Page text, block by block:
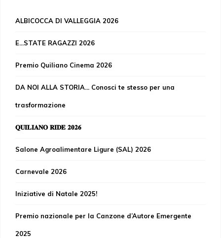
ALBICOCCA DI VALLEGGIA 2026
E...STATE RAGAZZI 2026
Premio Quiliano Cinema 2026
DA NOI ALLA STORIA... Conosci te stesso per una
trasformazione
𝐐𝐔𝐈𝐋𝐈𝐀𝐍𝐎 𝐑𝐈𝐃𝐄 𝟐𝟎𝟐𝟔
Salone Agroalimentare Ligure (SAL) 2026
Carnevale 2026
Iniziative di Natale 2025!
Premio nazionale per la Canzone d’Autore Emergente
2025